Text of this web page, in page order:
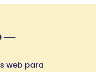
web para